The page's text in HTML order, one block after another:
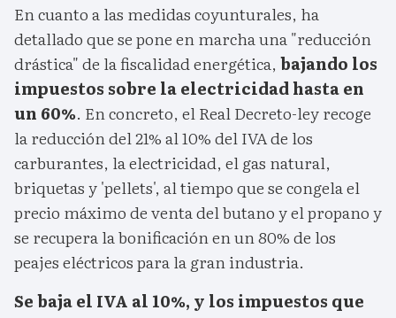
En cuanto a las medidas coyunturales, ha
detallado que se pone en marcha una "reducción
drástica" de la fiscalidad energética, bajando los
impuestos sobre la electricidad hasta en
un 60%. En concreto, el Real Decreto-ley recoge
la reducción del 21% al 10% del IVA de los
carburantes, la electricidad, el gas natural,
briquetas y 'pellets', al tiempo que se congela el
precio máximo de venta del butano y el propano y
se recupera la bonificación en un 80% de los
peajes eléctricos para la gran industria.
Se baja el IVA al 10%, y los impuestos que